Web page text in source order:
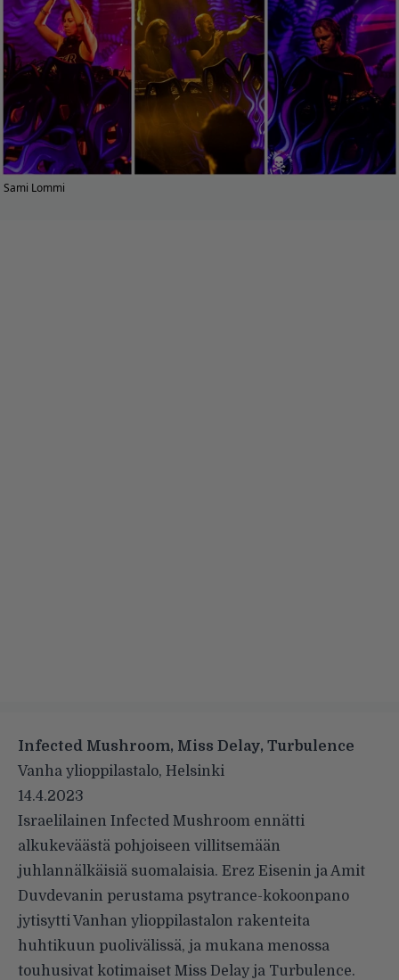
Sami Lommi
Infected Mushroom, Miss Delay, Turbulence
Vanha ylioppilastalo, Helsinki
14.4.2023
Israelilainen Infected Mushroom ennätti
alkukeväästä pohjoiseen villitsemään
juhlannälkäisiä suomalaisia. Erez Eisenin ja Amit
Duvdevanin perustama psytrance-kokoonpano
jytisytti Vanhan ylioppilastalon rakenteita
huhtikuun puolivälissä, ja mukana menossa
touhusivat kotimaiset Miss Delay ja Turbulence.